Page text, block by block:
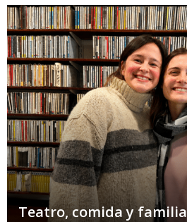
Teatro, comida y familia